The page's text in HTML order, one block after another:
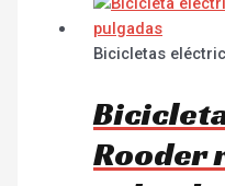
Bicicletas
Rooder